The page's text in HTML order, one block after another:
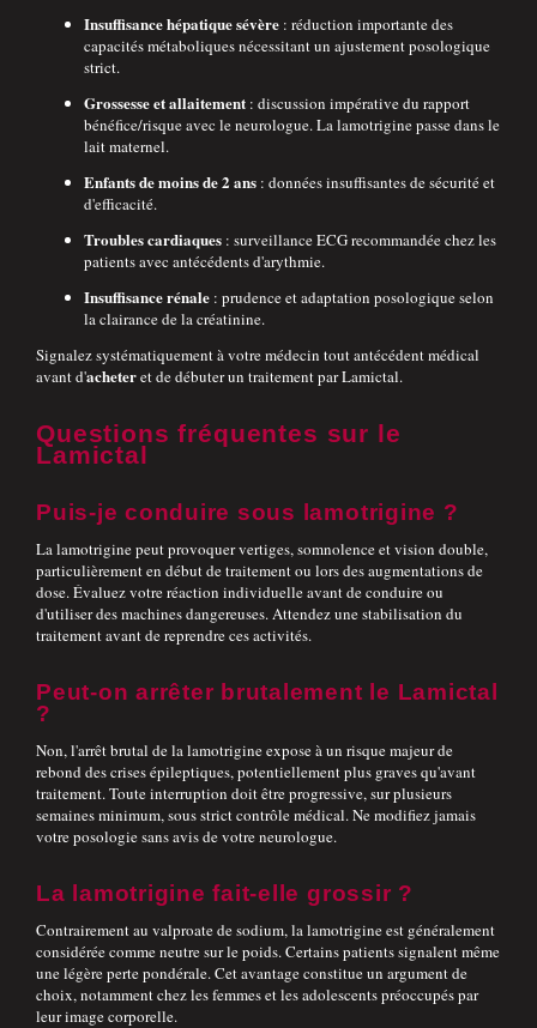
Insuffisance hépatique sévère : réduction importante des
capacités métaboliques nécessitant un ajustement posologique
strict.
Grossesse et allaitement : discussion impérative du rapport
bénéfice/risque avec le neurologue. La lamotrigine passe dans le
lait maternel.
Enfants de moins de 2 ans : données insuffisantes de sécurité et
d'efficacité.
Troubles cardiaques : surveillance ECG recommandée chez les
patients avec antécédents d'arythmie.
Insuffisance rénale : prudence et adaptation posologique selon
la clairance de la créatinine.
Signalez systématiquement à votre médecin tout antécédent médical
avant d'acheteret de débuter un traitement par Lamictal.
Questions fréquentes sur le
Lamictal
Puis-je conduire sous lamotrigine ?
La lamotrigine peut provoquer vertiges, somnolence et vision double,
particulièrement en début de traitement ou lors des augmentations de
dose. Évaluez votre réaction individuelle avant de conduire ou
d'utiliser des machines dangereuses. Attendez une stabilisation du
traitement avant de reprendre ces activités.
Peut-on arrêter brutalement le Lamictal
?
Non, l'arrêt brutal de la lamotrigine expose à un risque majeur de
rebond des crises épileptiques, potentiellement plus graves qu'avant
traitement. Toute interruption doit être progressive, sur plusieurs
semaines minimum, sous strict contrôle médical. Ne modifiez jamais
votre posologie sans avis de votre neurologue.
La lamotrigine fait-elle grossir ?
Contrairement au valproate de sodium, la lamotrigine est généralement
considérée comme neutre sur le poids. Certains patients signalent même
une légère perte pondérale. Cet avantage constitue un argument de
choix, notamment chez les femmes et les adolescents préoccupés par
leur image corporelle.